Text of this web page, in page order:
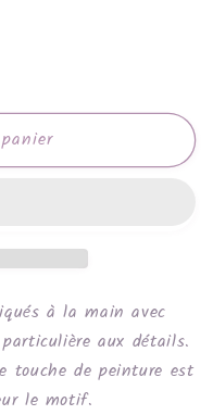
à la main avec
aux détails.
touche de peinture est
le motif.